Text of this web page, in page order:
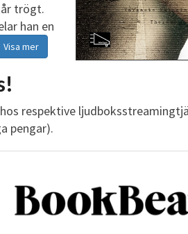
trögt.
han en
Visa mer
respektive
pengar).